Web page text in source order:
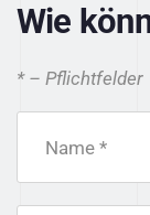
Wie
* – Pflichtfelder
Name *